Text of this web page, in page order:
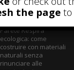
Parete Respira
ecologica: come
costruire con materiali
naturali senza
rinunciare alle
the page to